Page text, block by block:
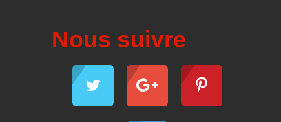
Nous suivre